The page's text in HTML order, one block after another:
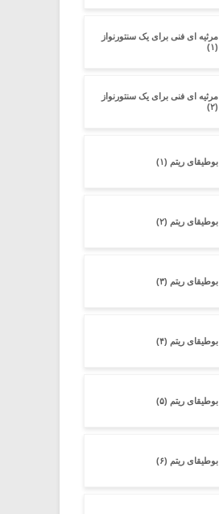
مرثیه ای فنی برای یک سنتورنواز
(۱)
مرثیه ای فنی برای یک سنتورنواز
(۲)
بوطیقای ریتم (۱)
بوطیقای ریتم (۲)
بوطیقای ریتم (۳)
بوطیقای ریتم (۴)
بوطیقای ریتم (۵)
بوطیقای ریتم (۶)